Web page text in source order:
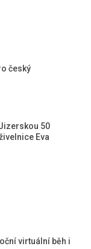
český
50
Eva
virtuální běh i